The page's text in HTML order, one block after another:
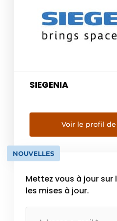
SIEGENIA
Voir le profil
NOUVELLES
Mettez vous à jour
les mises à jour.